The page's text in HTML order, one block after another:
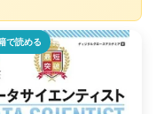
で読める